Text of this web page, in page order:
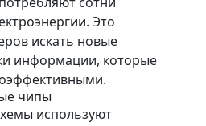
Это
искать новые
информации, которые
чипы
используют